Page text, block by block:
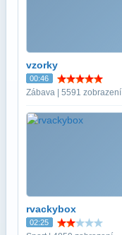
vzorky
00:46
Zábava | 5591 zobrazení
rvackybox
02:25